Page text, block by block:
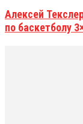
Алексей
по баскетболу